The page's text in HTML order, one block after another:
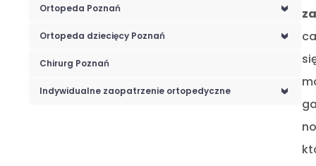
<
Ortopeda Poznań
<
Ortopeda dziecięcy Poznań
Chirurg Poznań
<
Indywidualne zaopatrzenie ortopedyczne